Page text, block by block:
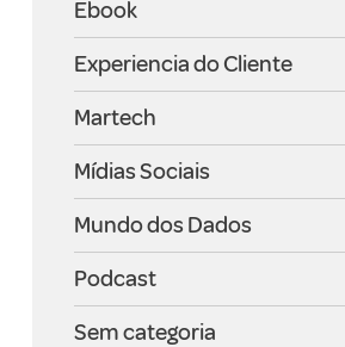
Ebook
Experiencia do Cliente
Martech
Mídias Sociais
Mundo dos Dados
Podcast
Sem categoria